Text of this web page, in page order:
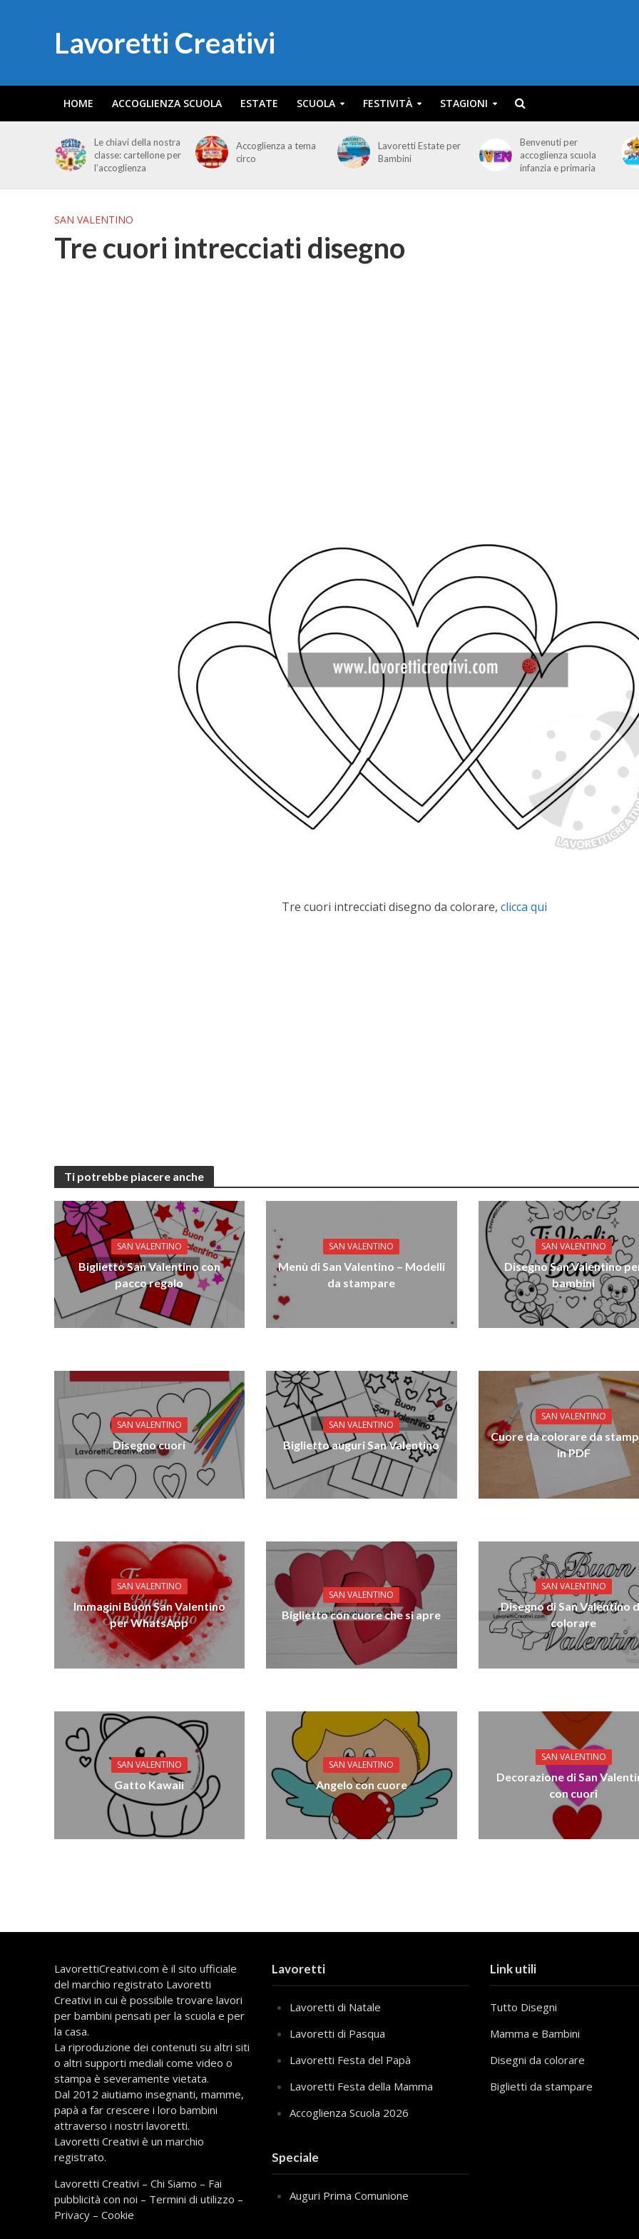
Lavoretti Creativi
HOME ACCOGLIENZA SCUOLA ESTATE SCUOLA FESTIVITÀ STAGIONI
Le chiavi della nostra
classe: cartellone per
l’accoglienza
Accoglienza a tema
circo
Lavoretti Estate per
Bambini
Benvenuti per
accoglienza scuola
infanzia e primaria
SAN VALENTINO
Tre cuori intrecciati disegno
Tre cuori intrecciati disegno da colorare,clicca qui
Ti potrebbe piacere anche
SAN VALENTINO
Biglietto San Valentino con
pacco regalo
SAN VALENTINO
Menù di San Valentino – Modelli
da stampare
SAN VALENTINO
Disegno San Valentino
bambini
SAN VALENTINO
Disegno cuori
SAN VALENTINO
Biglietto auguri San Valentino
SAN VALENTINO
Cuore da colorare da
in PDF
SAN VALENTINO
Immagini Buon San Valentino
per WhatsApp
SAN VALENTINO
Biglietto con cuore che si apre
SAN VALENTINO
Disegno di San Valentino
colorare
SAN VALENTINO
Gatto Kawaii
SAN VALENTINO
Angelo con cuore
SAN VALENTINO
Decorazione di San
con cuori
LavorettiCreativi.com è il sito ufficiale
del marchio registrato Lavoretti
Creativi in cui è possibile trovare lavori
per bambini pensati per la scuola e per
la casa.
La riproduzione dei contenuti su altri siti
o altri supporti mediali come video o
stampa è severamente vietata.
Dal 2012 aiutiamo insegnanti, mamme,
papà a far crescere i loro bambini
attraverso i nostri lavoretti.
Lavoretti Creativi è un marchio
registrato.
Lavoretti Creativi – Chi Siamo – Fai
pubblicità con noi – Termini di utilizzo –
Privacy– Cookie
Lavoretti
Lavoretti di Natale
Lavoretti di Pasqua
Lavoretti Festa del Papà
Lavoretti Festa della Mamma
Accoglienza Scuola 2026
Speciale
Auguri Prima Comunione
Link utili
Tutto Disegni
Mamma e Bambini
Disegni da colorare
Biglietti da stampare